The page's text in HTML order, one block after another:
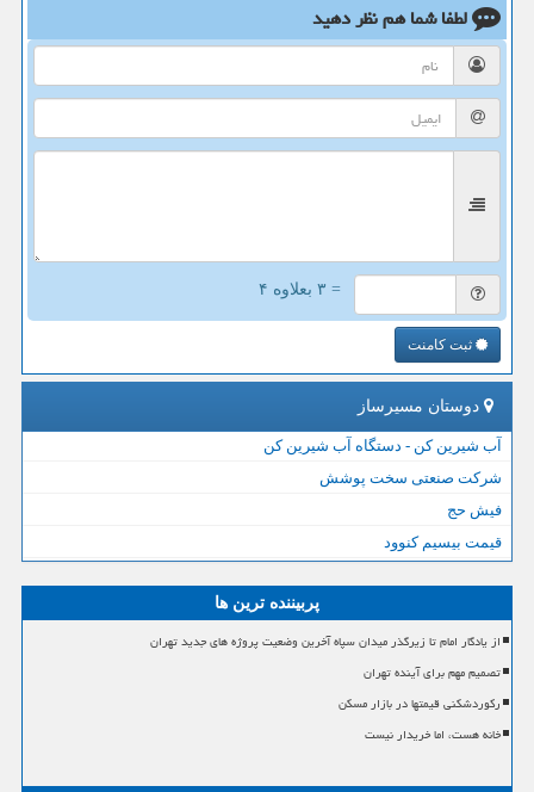
لطفا شما همنظر دهید
= ۳ بعلاوه ۴
ثبت کامنت
دوستان مسیرساز
آب شیرین کن - دستگاه آب شیرین کن
شرکت صنعتی سخت پوشش
فیش حج
قیمت بیسیم کنوود
پربیننده ترین ها
از یادگار امام تا زیرگذر میدان سپاه آخرین وضعیت پروژه های جدید تهران
تصمیم مهم برای آینده تهران
رکوردشکنی قیمتها در بازار مسکن
خانه هست، اما خریدار نیست